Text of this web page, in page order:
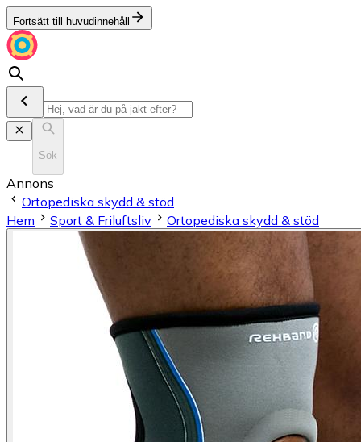
Fortsätt till huvudinnehåll
Sök
Annons
Ortopediska skydd & stöd
Hem
Sport & Friluftsliv Ortopediska skydd & stöd